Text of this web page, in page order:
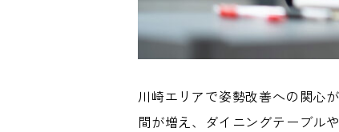
川崎エリアで姿勢改善への関心
間が増え、ダイニングテーブル